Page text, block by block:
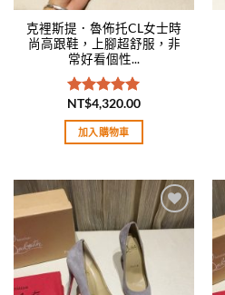
克裡斯提．魯佈托CL女士時
尚高跟鞋，上腳超舒服，非
常好看個性...
評分5.00
滿分 5
NT$4,320.00
加入購物車
Add to